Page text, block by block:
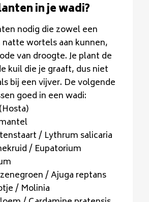
in je wadi?
nodig die zowel een
natte wortels aan kunnen,
van droogte. Je plant de
kuil die je graaft, dus niet
bij een vijver. De volgende
goed in een wadi:
/ Lythrum salicaria
/ Eupatorium
/ Ajuga reptans
/ Molinia